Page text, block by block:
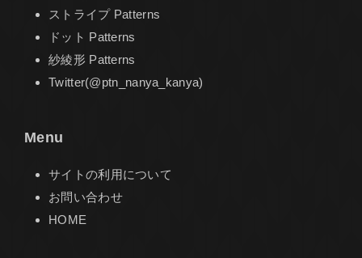
ストライプ Patterns
ドット Patterns
紗綾形 Patterns
Twitter(@ptn_nanya_kanya)
Menu
サイトの利用について
お問い合わせ
HOME